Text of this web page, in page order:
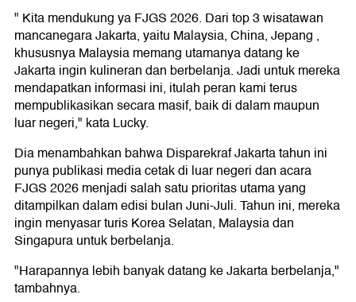
" Kita mendukung ya FJGS 2026. Dari top 3 wisatawan
mancanegara Jakarta, yaitu Malaysia, China, Jepang ,
khususnya Malaysia memang utamanya datang ke
Jakarta ingin kulineran dan berbelanja. Jadi untuk mereka
mendapatkan informasi ini, itulah peran kami terus
mempublikasikan secara masif, baik di dalam maupun
luar negeri," kata Lucky.
Dia menambahkan bahwa Disparekraf Jakarta tahun ini
punya publikasi media cetak di luar negeri dan acara
FJGS 2026 menjadi salah satu prioritas utama yang
ditampilkan dalam edisi bulan Juni-Juli. Tahun ini, mereka
ingin menyasar turis Korea Selatan, Malaysia dan
Singapura untuk berbelanja.
"Harapannya lebih banyak datang ke Jakarta berbelanja,"
tambahnya.